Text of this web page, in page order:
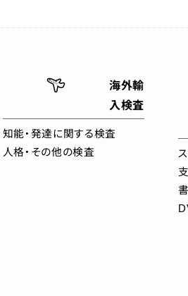
海外輸
入検査
知能・発達に関する検査
人格・その他の検査